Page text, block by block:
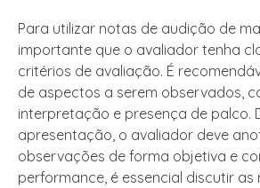
Para utilizar notas de audição de
importante que o avaliador tenha
critérios de avaliação. É
de aspectos a serem observados,
interpretação e presença de palco.
apresentação, o avaliador deve
observações de forma objetiva e
performance, é essencial discutir